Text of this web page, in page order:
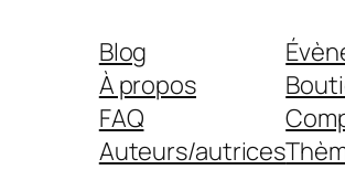
Blog
À propos
FAQ
Auteurs/autrices